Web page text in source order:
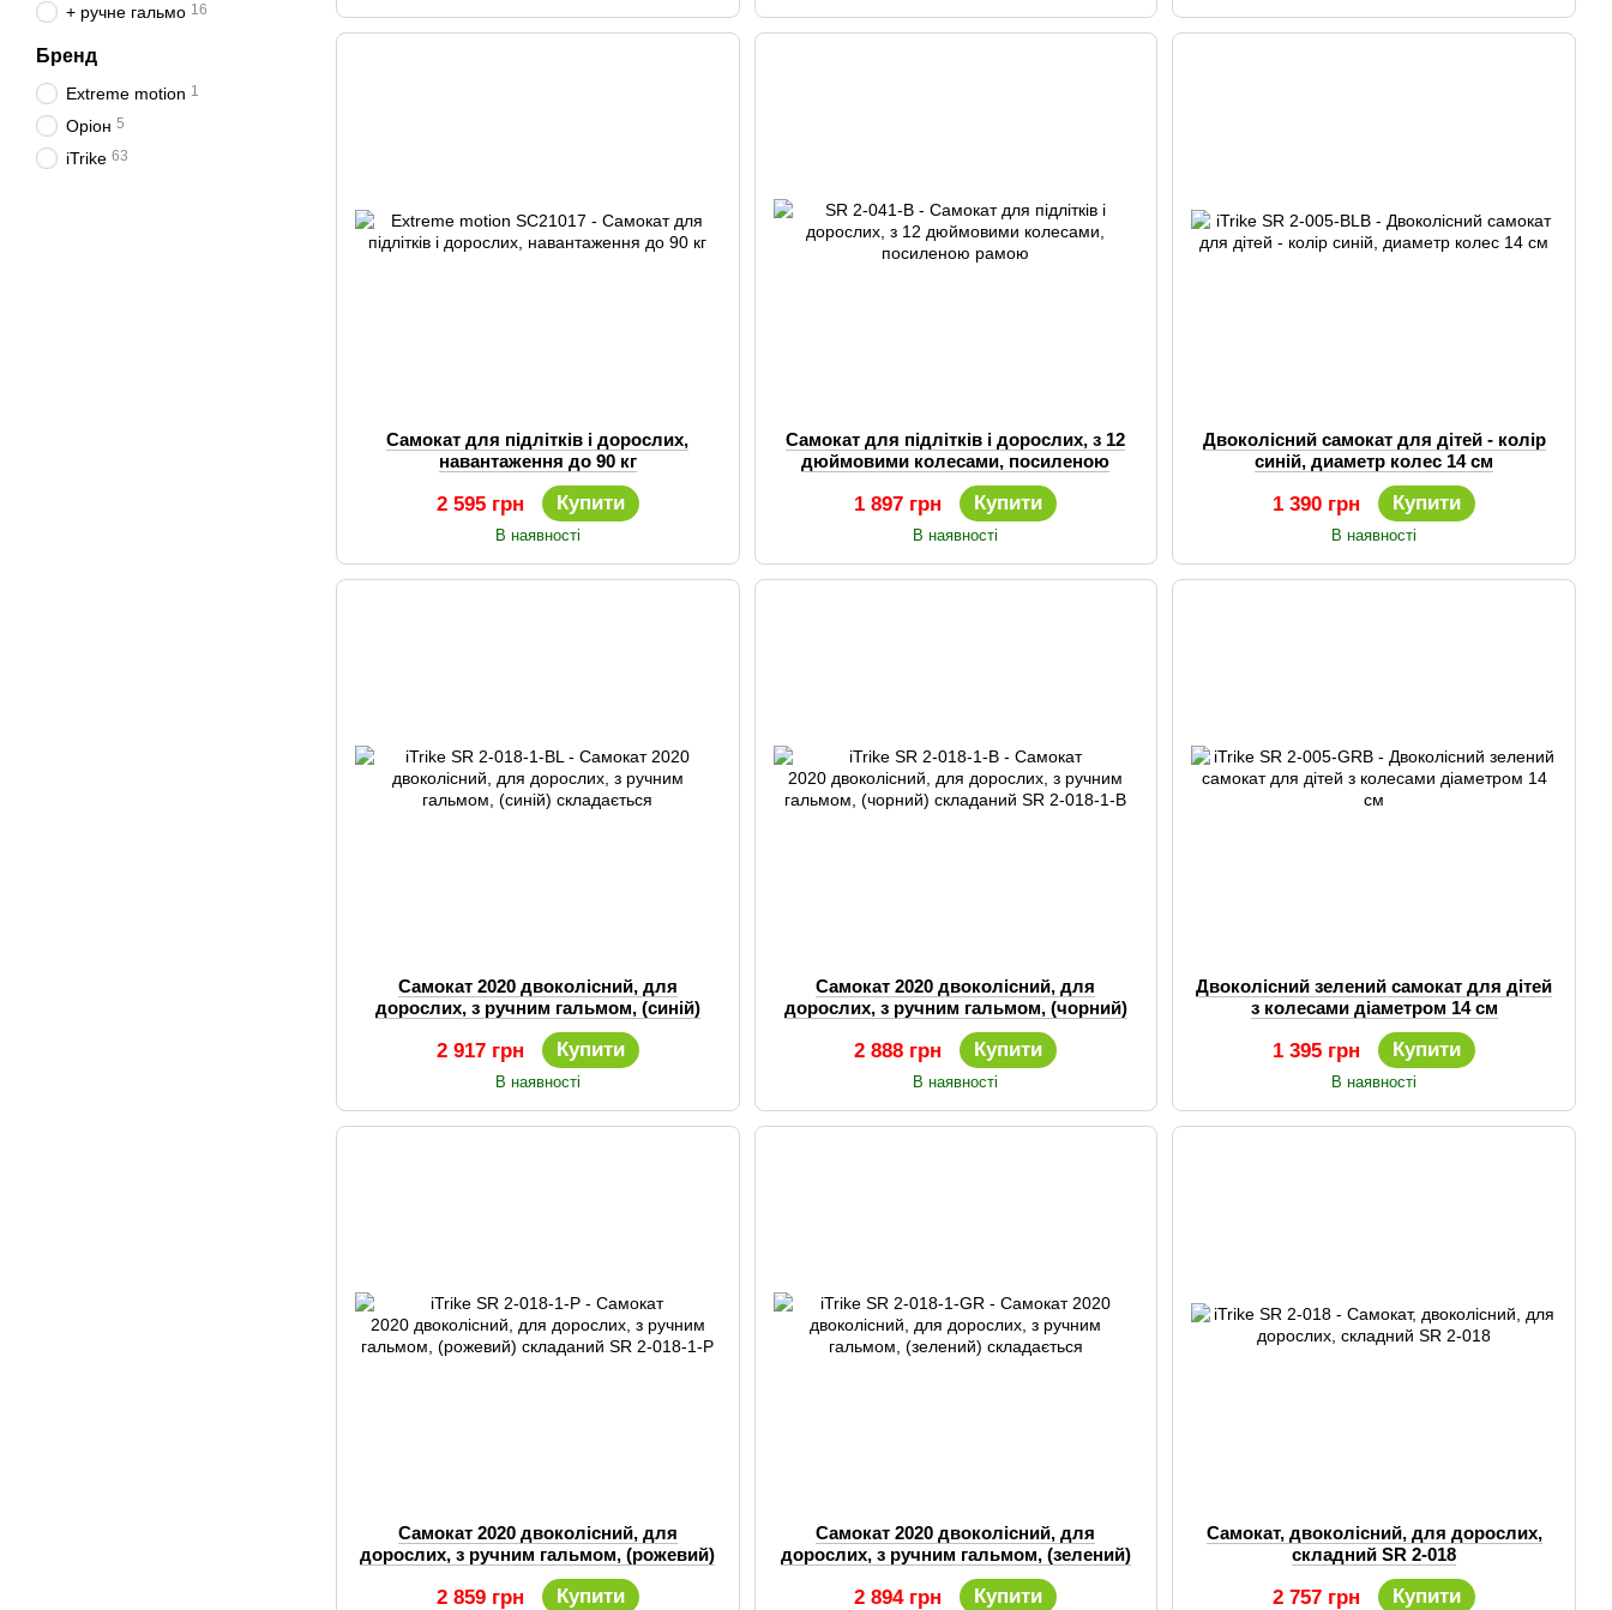
Самокат для підлітків і дорослих,
навантаження до 90 кг
2 595 грн Купити
В наявності
Самокат для підлітків і дорослих, з 12
дюймовими колесами, посиленою
рамою
1 897 грн Купити
В наявності
Двоколісний самокат для дітей - колір
синій, диаметр колес 14 см
1 390 грн Купити
В наявності
Самокат 2020 двоколісний, для
дорослих, з ручним гальмом, (синій)
складається
2 917 грн Купити
В наявності
Самокат 2020 двоколісний, для
дорослих, з ручним гальмом, (чорний)
складаний SR 2-018-1-B
2 888 грн Купити
В наявності
Двоколісний зелений самокат для дітей
з колесами діаметром 14 см
1 395 грн Купити
В наявності
Самокат 2020 двоколісний, для
дорослих, з ручним гальмом, (рожевий)
складаний SR 2-018-1-P
2 859 грн Купити
Самокат 2020 двоколісний, для
дорослих, з ручним гальмом, (зелений)
складається
2 894 грн Купити
Самокат, двоколісний, для дорослих,
складний SR 2-018
2 757 грн Купити
+ ручне гальмо 16
Бренд
Extreme motion 1
Оріон 5
iTrike 63